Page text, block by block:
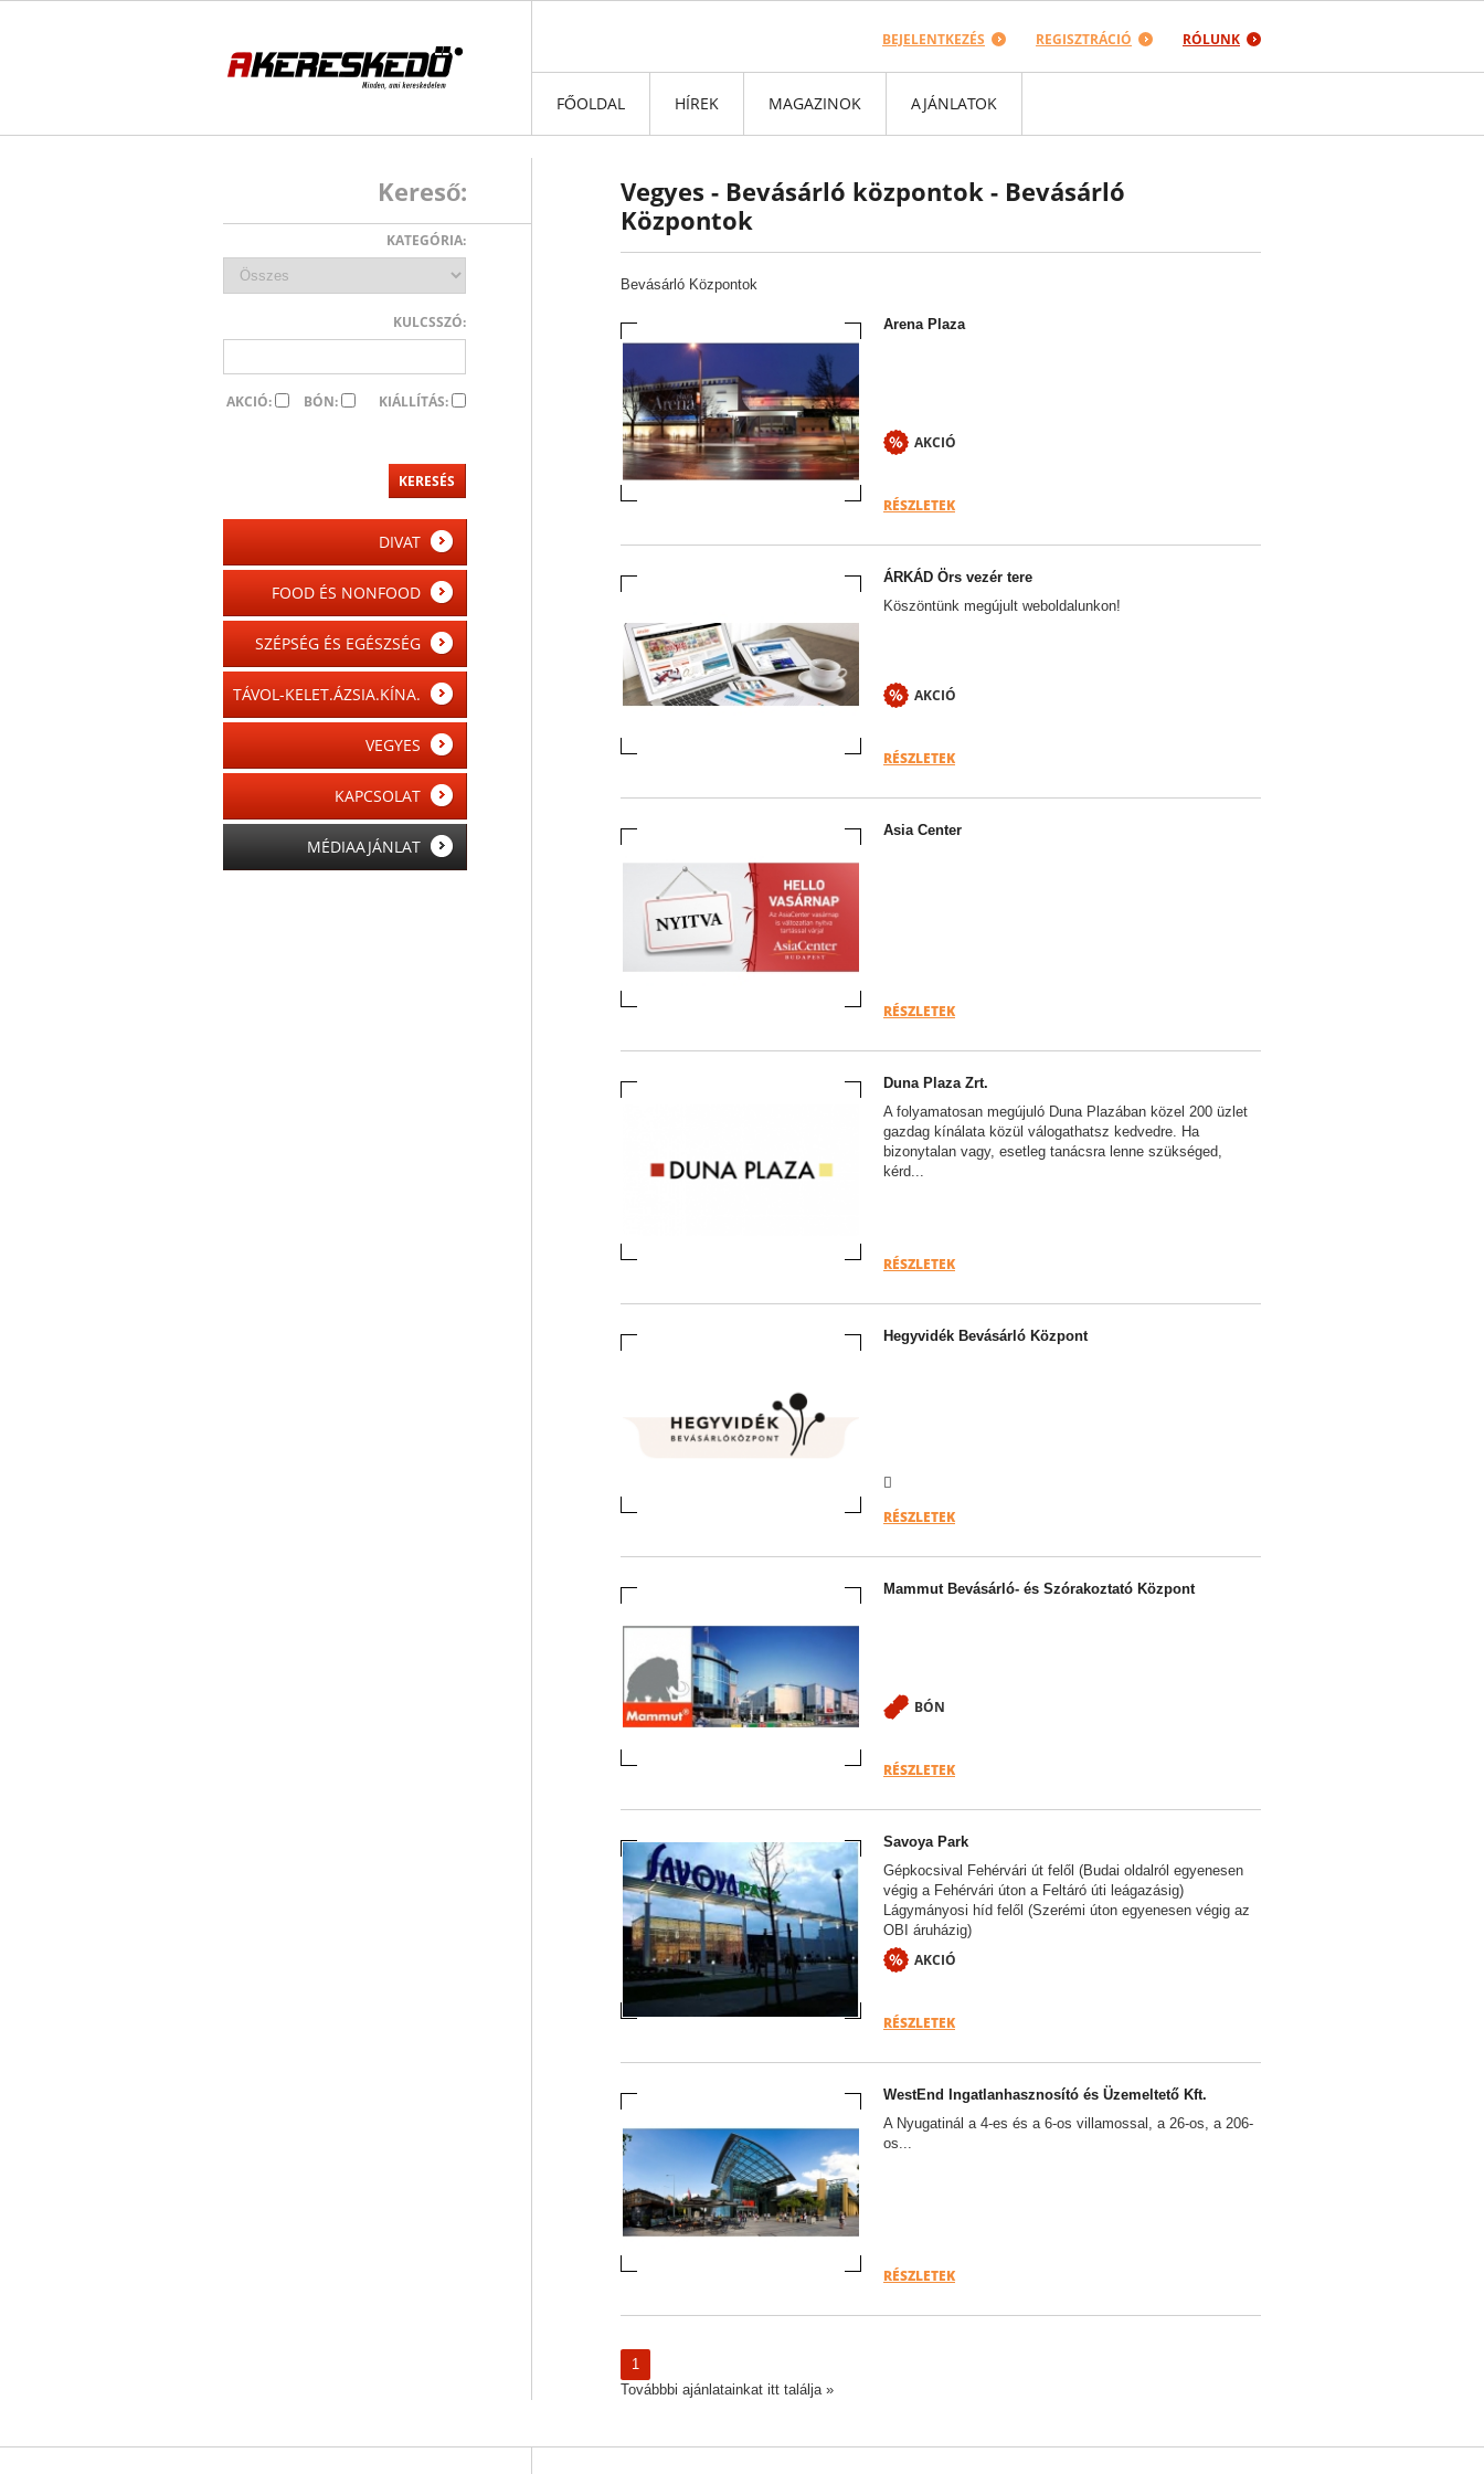
RÓLUNK
REGISZTRÁCIÓ
BEJELENTKEZÉS
FŐOLDAL HÍREK MAGAZINOK AJÁNLATOK
Vegyes - Bevásárló központok - Bevásárló
Központok
Bevásárló Központok
Arena Plaza
AKCIÓ
RÉSZLETEK
ÁRKÁD Örs vezér tere
Köszöntünk megújult weboldalunkon!
AKCIÓ
RÉSZLETEK
Asia Center
RÉSZLETEK
Duna Plaza Zrt.
A folyamatosan megújuló Duna Plazában közel 200 üzlet
gazdag kínálata közül válogathatsz kedvedre. Ha
bizonytalan vagy, esetleg tanácsra lenne szükséged,
kérd...
RÉSZLETEK
Hegyvidék Bevásárló Központ

RÉSZLETEK
Mammut Bevásárló- és Szórakoztató Központ
BÓN
RÉSZLETEK
Savoya Park
Gépkocsival Fehérvári út felől (Budai oldalról egyenesen
végig a Fehérvári úton a Feltáró úti leágazásig)
Lágymányosi híd felől (Szerémi úton egyenesen végig az
OBI áruházig)
AKCIÓ
RÉSZLETEK
WestEnd Ingatlanhasznosító és Üzemeltető Kft.
A Nyugatinál a 4-es és a 6-os villamossal, a 26-os, a 206-
os...
RÉSZLETEK
1
Továbbbi ajánlatainkat itt találja »
Kereső:
KATEGÓRIA:
KULCSSZÓ:
AKCIÓ: BÓN: KIÁLLÍTÁS:
DIVAT
FOOD ÉS NONFOOD
SZÉPSÉG ÉS EGÉSZSÉG
TÁVOL-KELET.ÁZSIA.KÍNA.
VEGYES
KAPCSOLAT
MÉDIAAJÁNLAT